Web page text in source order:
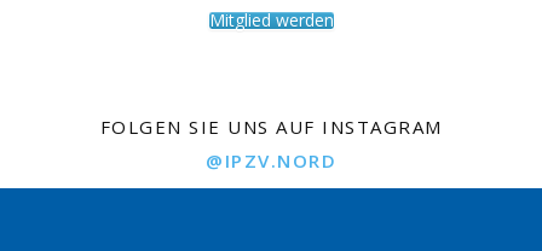
Mitglied werden
FOLGEN SIE UNS AUF INSTAGRAM
@IPZV.NORD